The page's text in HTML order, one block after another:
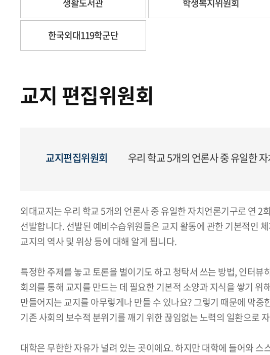
생활도서관 학생복지위원회
한국외대119학군단
교지 편집위원회
교지편집위원회 우리 학교 5개의 언론사 중 유일한
외대교지는 우리 학교 5개의 언론사 중 유일한 자치언론기구로 연
선발합니다. 선발된 예비수습위원들은 교지 활동에 관한 기본적인
교지의 역사 및 위상 등에 대해 알게 됩니다.
특정한 주제를 놓고 토론을 벌이기도 하고 청탁서 쓰는 방법, 인터
회의를 통해 교지를 만드는 데 필요한 기본적 소양과 지식을 쌓기
만들어지는 교지를 아무렇게나 만들 수 있나요? 그렇기 때문에 막
기존 사회의 보수적 분위기를 깨기 위한 끊임없는 노력의 일환으로
대학은 무한한 자유가 널려 있는 곳이에요. 하지만 대학에 들어와